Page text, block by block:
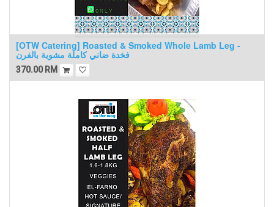
[OTW Catering] Roasted & Smoked Whole Lamb Leg -
فخدة ضاني كاملة مشوية بالفرن
370.00RM